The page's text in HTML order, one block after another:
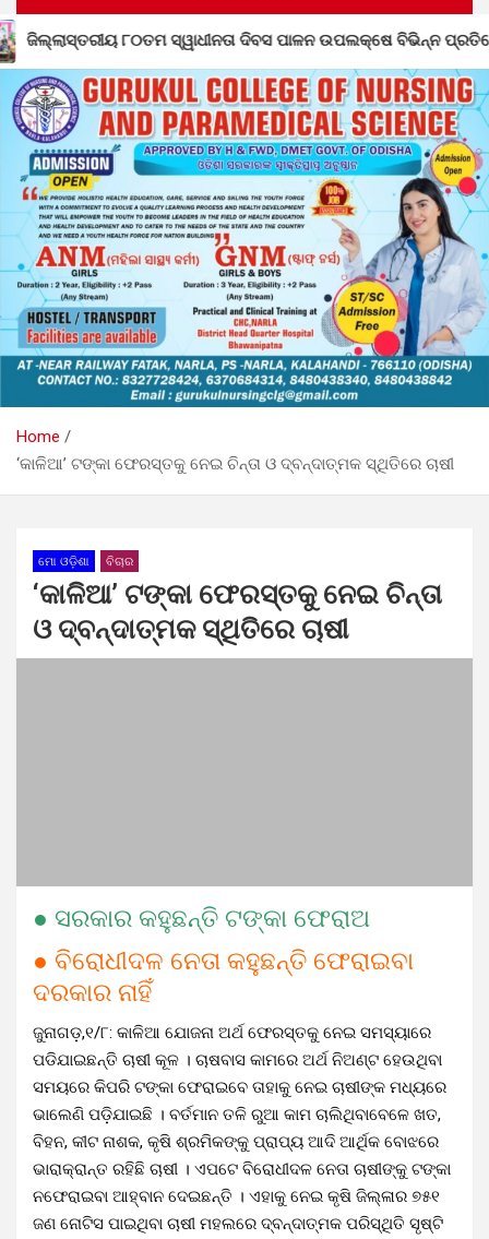
ଦିବସ ପାଳନ ଉପଲକ୍ଷେ ବିଭିନ୍ନ ପ୍ରତିଯୋଗିତା ଅନୁଷ୍ଠିତ
Home
‘କାଳିଆ’ ଟଙ୍କା ଫେରସ୍ତକୁ ନେଇ ଚିନ୍ତା ଓ ଦ୍ବନ୍ଦାତ୍ମକ ସ୍ଥିତିରେ ଚାଷୀ
ମୋ ଓଡ଼ିଶା ବିଚାର
‘କାଳିଆ’ ଟଙ୍କା ଫେରସ୍ତକୁ ନେଇ ଚିନ୍ତା
ଓ ଦ୍ବନ୍ଦାତ୍ମକ ସ୍ଥିତିରେ ଚାଷୀ
● ସରକାର କହୁଛନ୍ତି ଟଙ୍କା ଫେରାଅ
● ବିରୋଧୀଦଳ ନେତା କହୁଛନ୍ତି ଫେରାଇବା
ଦରକାର ନାହିଁ
ଜୁନାଗଡ଼,୧/୮: କାଳିଆ ଯୋଜନା ଅର୍ଥ ଫେରସ୍ତକୁ ନେଇ ସମସ୍ୟାରେ
ପଡିଯାଇଛନ୍ତି ଚାଷୀ କୂଳ । ଚାଷବାସ କାମରେ ଅର୍ଥ ନିଅଣ୍ଟ ହେଉଥିବା
ସମୟରେ କିପରି ଟଙ୍କା ଫେରାଇବେ ତାହାକୁ ନେଇ ଚାଷୀଙ୍କ ମଧ୍ୟରେ
ଭାଲେଣି ପଡ଼ିଯାଇଛି । ବର୍ତମାନ ତଳି ରୁଆ କାମ ଚାଲିଥିବାବେଳେ ଖତ,
ବିହନ, କୀଟ ନାଶକ, କୃଷି ଶ୍ରମିକଙ୍କୁ ପ୍ରାପ୍ୟ ଆଦି ଆର୍ଥିକ ବୋଝରେ
ଭାରାକ୍ରାନ୍ତ ରହିଛି ଚାଷୀ । ଏପଟେ ବିରୋଧୀଦଳ ନେତା ଚାଷୀଙ୍କୁ ଟଙ୍କା
ନଫେରାଇବା ଆହ୍ବାନ ଦେଇଛନ୍ତି । ଏହାକୁ ନେଇ କୃଷି ଜିଲ୍ଳାର ୭୫୧
ଜଣ ନୋଟିସ ପାଇଥିବା ଚାଷୀ ମହଲରେ ଦ୍ବନ୍ଦାତ୍ମକ ପରିସ୍ଥିତି ସୃଷ୍ଟି